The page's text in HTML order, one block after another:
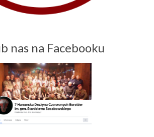
nas na Facebooku